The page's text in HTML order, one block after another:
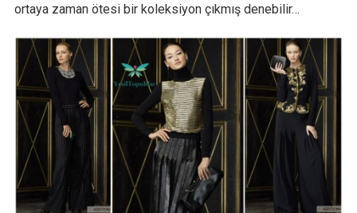
ortaya zaman ötesi bir koleksiyon çıkmış denebilir…